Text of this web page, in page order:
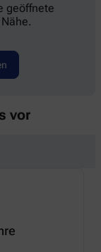
geöffnete
vor